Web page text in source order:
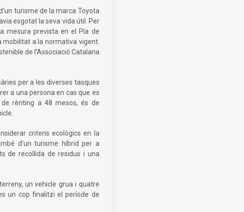
turisme de la marca Toyota
esgotat la seva vida útil. Per
mesura prevista en el Pla de
mobilitat a la normativa vigent.
de l’Associació Catalana
per a les diverses tasques
a una persona en cas que es
rènting a 48 mesos, és de
criteris ecològics en la
d’un turisme híbrid per a
de recollida de residus i una
un vehicle grua i quatre
un cop finalitzi el període de